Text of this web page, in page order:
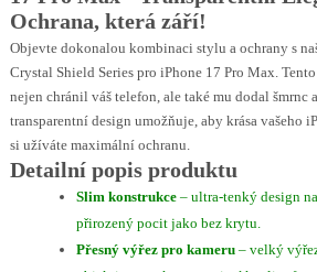
Ochrana, která září!
Objevte dokonalou kombinaci stylu a ochrany s
Crystal Shield Series pro iPhone 17 Pro Max.
nejen chránil váš telefon, ale také mu dodal šmrnc
transparentní design umožňuje, aby krása vašeho
si užíváte maximální ochranu.
Detailní popis produktu
Slim konstrukce– ultra-tenký design
přirozený pocit jako bez krytu.
Přesný výřez pro kameru– velký